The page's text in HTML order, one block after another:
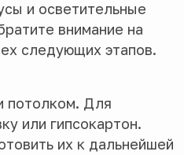
и осветительные
внимание на
следующих этапов.
потолком. Для
или гипсокартон.
их к дальнейшей